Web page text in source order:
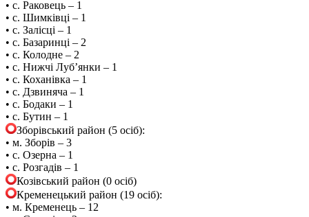
• с. Раковець – 1
• с. Шимківці – 1
• с. Залісці – 1
• с. Базаринці – 2
• с. Колодне – 2
• с. Нижчі Луб’янки – 1
• с. Коханівка – 1
• с. Дзвиняча – 1
• с. Бодаки – 1
• с. Бутин – 1
Зборівський район (5 осіб):
• м. Зборів – 3
• с. Озерна – 1
• с. Розгадів – 1
Козівський район (0 осіб)
Кременецький район (19 осіб):
• м. Кременець – 12